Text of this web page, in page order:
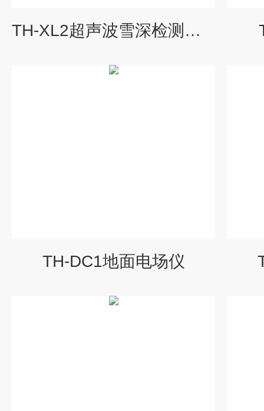
TH-XL2超声波雪深检测传感器
TH-DC1地面电场仪